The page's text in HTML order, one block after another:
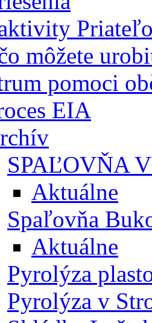
môžete
pomoci
EIA
SPAĽOVŇA
Aktuálne
Spaľovňa
Aktuálne
Pyrolýza
Pyrolýza v